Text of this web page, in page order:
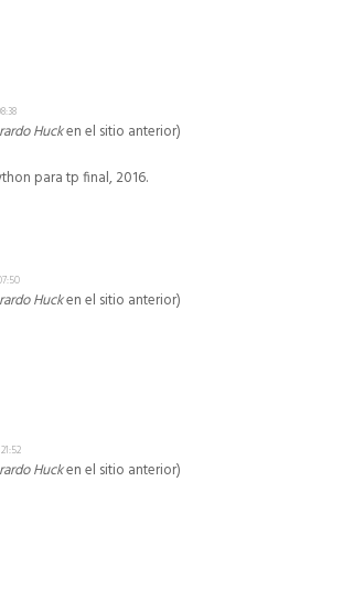
Hucken el sitio anterior)
para tp final, 2016.
Hucken el sitio anterior)
Hucken el sitio anterior)